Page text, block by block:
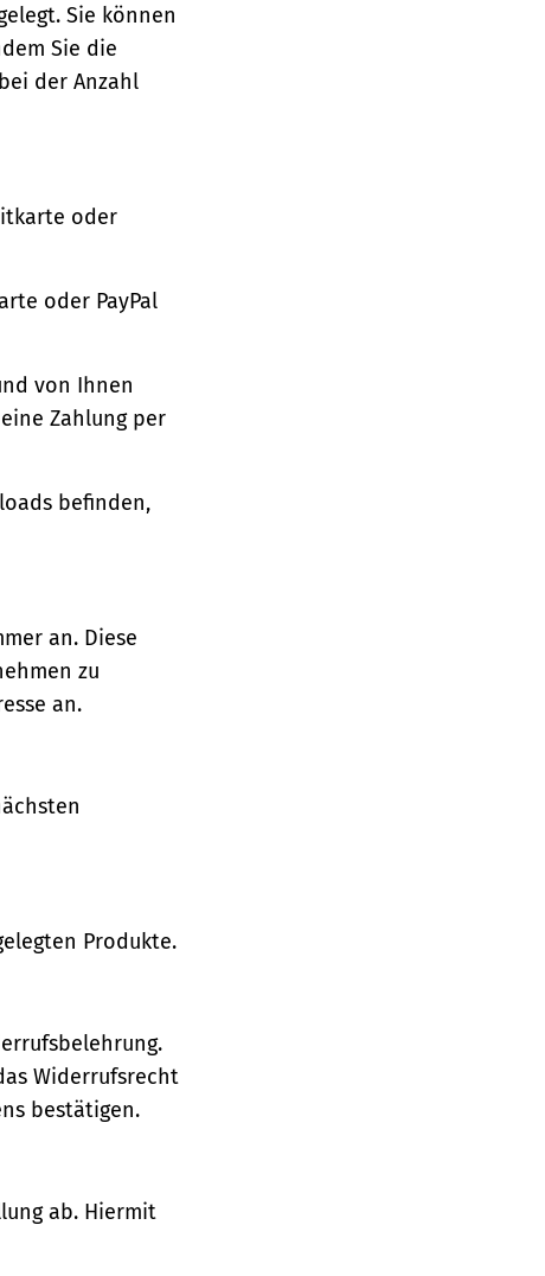
Sie können
Sie die
der Anzahl
oder
oder PayPal
von Ihnen
Zahlung per
befinden,
an. Diese
zu
an.
Produkte.
Widerrufsrecht
bestätigen.
ab. Hiermit